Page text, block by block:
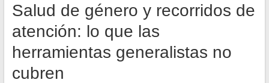
Salud de género y recorridos de
atención: lo que las
herramientas generalistas no
cubren